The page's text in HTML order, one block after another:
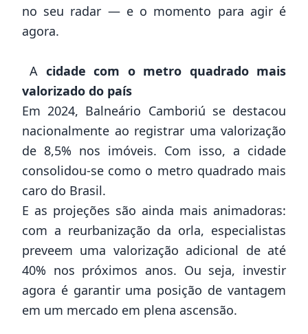
no seu radar — e o momento para agir é
agora.
A cidade com o metro quadrado mais
valorizado do país
Em 2024, Balneário Camboriú se destacou
nacionalmente ao registrar uma valorização
de 8,5% nos imóveis. Com isso, a cidade
consolidou-se como o metro quadrado mais
caro do Brasil.
E as projeções são ainda mais animadoras:
com a reurbanização da orla, especialistas
preveem uma valorização adicional de até
40% nos próximos anos. Ou seja, investir
agora é garantir uma posição de vantagem
em um mercado em plena ascensão.